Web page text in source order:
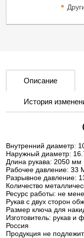
Описание
История
Внутренний диаметр:
Наружный диаметр:
Длина рукава: 2050 мм
Рабочее давление: 33
Разрывное давление:
Количество
Ресурс работы: не
Рукав с двух сторон
Размер ключа для
Изготовитель: рукав и
Россия
Продукция не